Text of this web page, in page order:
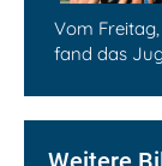
Vom
fand das